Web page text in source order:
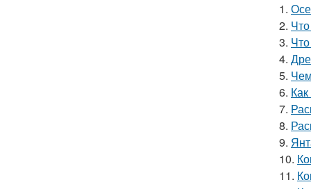
1.
2.
3.
4.
5.
6.
7.
8.
9.
10.
11.